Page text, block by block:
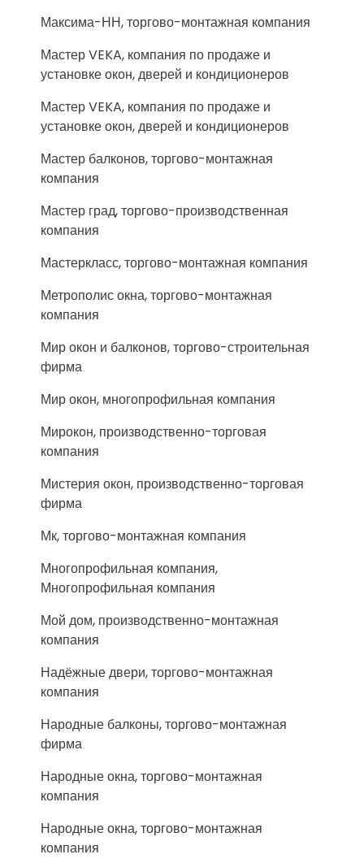
Максима-НН, торгово-монтажная компания
Мастер VEKA, компания по продаже и
установке окон, дверей и кондиционеров
Мастер VEKA, компания по продаже и
установке окон, дверей и кондиционеров
Мастер балконов, торгово-монтажная
компания
Мастер град, торгово-производственная
компания
Мастеркласс, торгово-монтажная компания
Метрополис окна, торгово-монтажная
компания
Мир окон и балконов, торгово-строительная
фирма
Мир окон, многопрофильная компания
Мирокон, производственно-торговая
компания
Мистерия окон, производственно-торговая
фирма
Мк, торгово-монтажная компания
Многопрофильная компания,
Многопрофильная компания
Мой дом, производственно-монтажная
компания
Надёжные двери, торгово-монтажная
компания
Народные балконы, торгово-монтажная
фирма
Народные окна, торгово-монтажная
компания
Народные окна, торгово-монтажная
компания